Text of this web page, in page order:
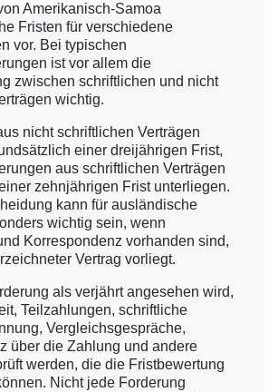
Amerikanisch-Samoa
Fristen für verschiedene
vor. Bei typischen
ist vor allem die
zwischen schriftlichen und nicht
wichtig.
nicht schriftlichen Verträgen
einer dreijährigen Frist,
aus schriftlichen Verträgen
zehnjährigen Frist unterliegen.
kann für ausländische
wichtig sein, wenn
Korrespondenz vorhanden sind,
Vertrag vorliegt.
als verjährt angesehen wird,
Teilzahlungen, schriftliche
Vergleichsgespräche,
über die Zahlung und andere
werden, die die Fristbewertung
Nicht jede Forderung